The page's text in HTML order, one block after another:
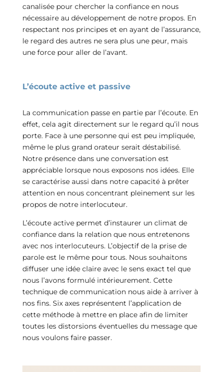
canalisée pour chercher la confiance en nous
nécessaire au développement de notre propos. En
respectant nos principes et en ayant de l’assurance,
le regard des autres ne sera plus une peur, mais
une force pour aller de l’avant.
L’écoute active et passive
La communication passe en partie par l’écoute. En
effet, cela agit directement sur le regard qu’il nous
porte. Face à une personne qui est peu impliquée,
même le plus grand orateur serait déstabilisé.
Notre présence dans une conversation est
appréciable lorsque nous exposons nos idées. Elle
se caractérise aussi dans notre capacité à prêter
attention en nous concentrant pleinement sur les
propos de notre interlocuteur.
L’écoute active permet d’instaurer un climat de
confiance dans la relation que nous entretenons
avec nos interlocuteurs. L’objectif de la prise de
parole est le même pour tous. Nous souhaitons
diffuser une idée claire avec le sens exact tel que
nous l’avons formulé intérieurement. Cette
technique de communication nous aide à arriver à
nos fins. Six axes représentent l’application de
cette méthode à mettre en place afin de limiter
toutes les distorsions éventuelles du message que
nous voulons faire passer.